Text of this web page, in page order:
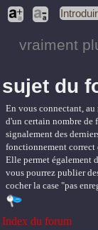
vraiment
sujet du
En vous connectant,
d'un certain nombre de
signalement des
fonctionnement
Elle permet également
vous pourrez publier
cocher la case "pas
Index du forum